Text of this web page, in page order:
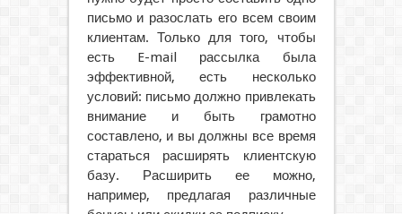
письмо и разослать его всем своим
клиентам. Только для того, чтобы
есть E-mail рассылка была
эффективной, есть несколько
условий: письмо должно привлекать
внимание и быть грамотно
составлено, и вы должны все время
стараться расширять клиентскую
базу. Расширить ее можно,
например, предлагая различные